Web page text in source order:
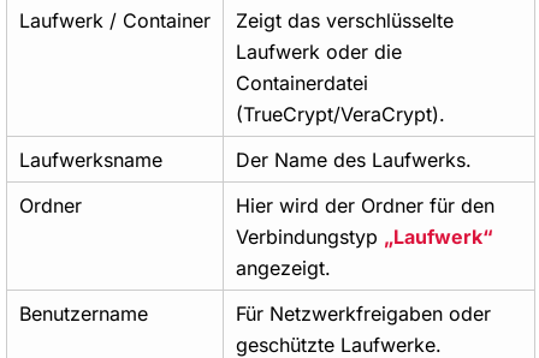
Laufwerk / Container
Zeigt das verschlüsselte
Laufwerk oder die
Containerdatei
(TrueCrypt/VeraCrypt).
Laufwerksname
Der Name des Laufwerks.
Ordner
Hier wird der Ordner für den
Verbindungstyp
Laufwerk
angezeigt.
Benutzername
Für Netzwerkfreigaben oder
geschützte Laufwerke.